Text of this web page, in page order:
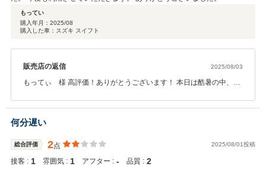
もってい
購入年月： 2025/08
購入した車：スズキ スイフト
販売店の返信 2025/08/03
もってぃ 様 高評価！ありがとうございます！ 本日は酷暑の中、ご
いつでもご用命頂けますと幸いです。 今後共、何卒宜しくお願い致
何分遅い
総合評価 2点 2025/08/01投稿
接客 : 1 雰囲気 : 1 アフター : ‐ 品質 : 2